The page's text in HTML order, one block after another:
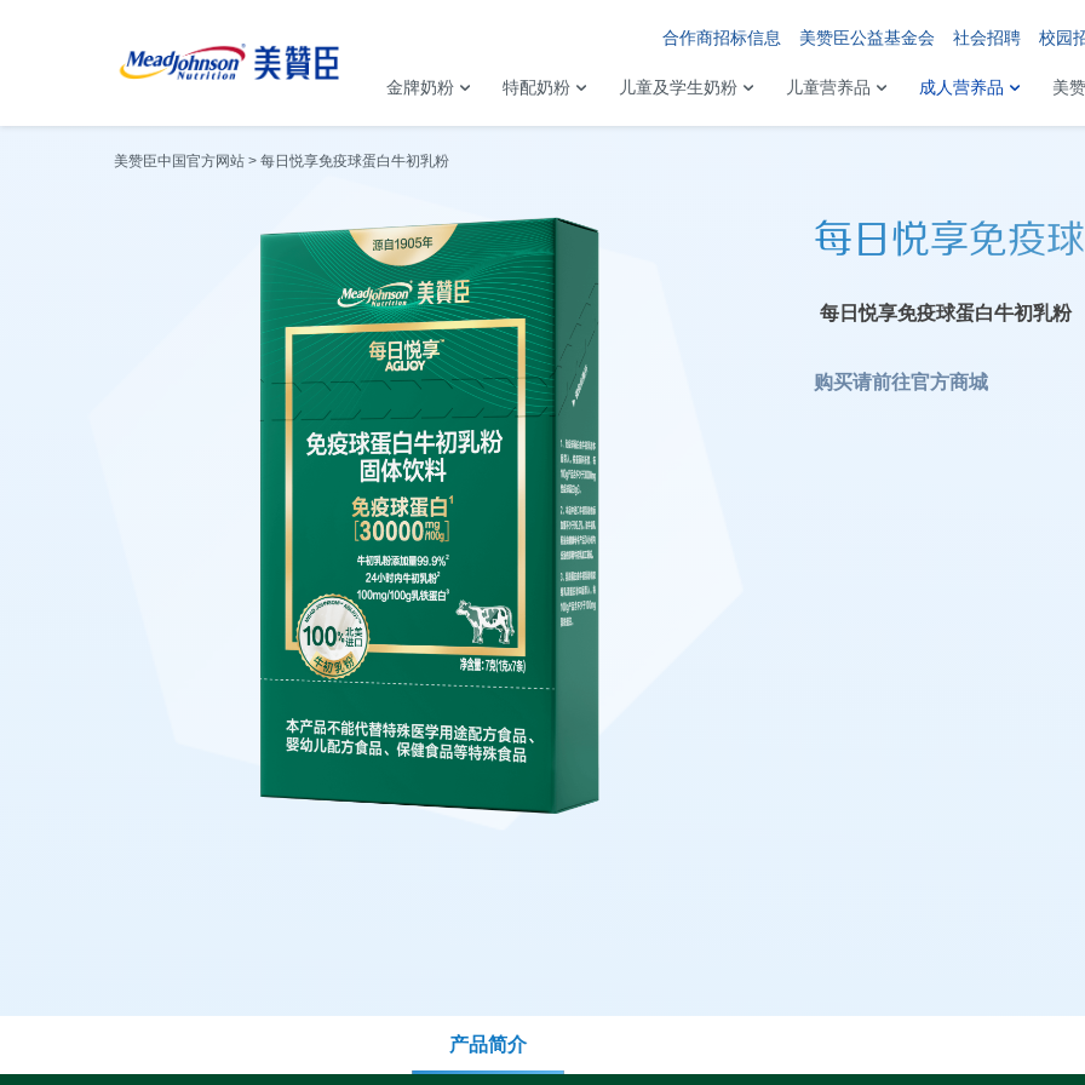
金牌奶粉 特配奶粉 儿童及学生奶粉 儿童营养品 成人营养品 美
合作商招标信息 美赞臣公益基金会 社会招聘 校园
美赞臣中国官方网站 每日悦享免疫球蛋白牛初乳粉
每日悦享免疫
每日悦享免疫球蛋白牛初乳粉
购买请前往官方商城
产品简介(active tab)